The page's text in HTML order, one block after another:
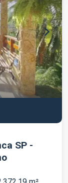
SP -